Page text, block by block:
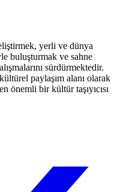
yerli ve dünya
buluşturmak ve sahne
sürdürmektedir.
paylaşım alanı olarak
önemli bir kültür taşıyıcısı